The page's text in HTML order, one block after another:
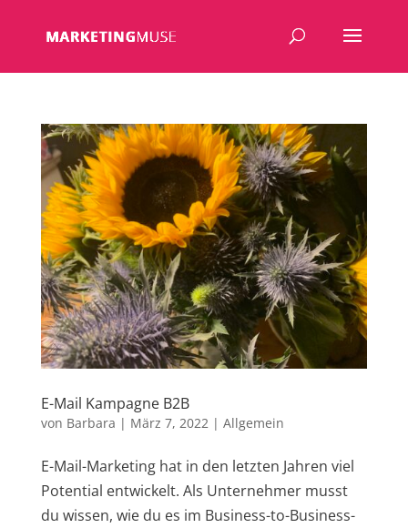
E-Mail Kampagne B2B
von Barbara | März 7, 2022 | Allgemein
E-Mail-Marketing hat in den letzten Jahren viel
Potential entwickelt. Als Unternehmer musst
du wissen, wie du es im Business-to-Business-